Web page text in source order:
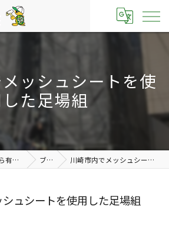
ッシュシートを使
た足場組
横浜市の外壁塗装なら有限会社ステップ塗装 ブログ 川崎市内でメッシュシートを使用した足場組
ュシートを使用した足場組